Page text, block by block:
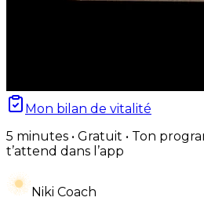
Mon bilan de vitalité
5 minutes • Gratuit • Ton
t’attend dans l’app
Niki Coach